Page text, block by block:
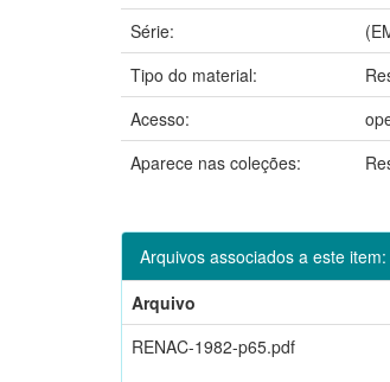
Série:
Tipo do material:
Acesso:
Aparece nas coleções:
Arquivos associados a este item:
Arquivo
RENAC-1982-p65.pdf